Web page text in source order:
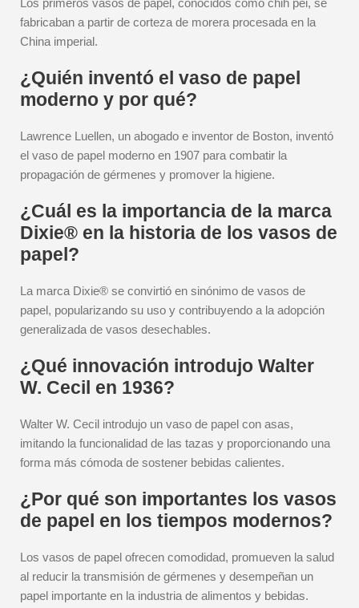
Los primeros vasos de papel, conocidos como chih pei, se
fabricaban a partir de corteza de morera procesada en la
China imperial.
¿Quién inventó el vaso de papel
moderno y por qué?
Lawrence Luellen, un abogado e inventor de Boston, inventó
el vaso de papel moderno en 1907 para combatir la
propagación de gérmenes y promover la higiene.
¿Cuál es la importancia de la marca
Dixie® en la historia de los vasos de
papel?
La marca Dixie® se convirtió en sinónimo de vasos de
papel, popularizando su uso y contribuyendo a la adopción
generalizada de vasos desechables.
¿Qué innovación introdujo Walter
W. Cecil en 1936?
Walter W. Cecil introdujo un vaso de papel con asas,
imitando la funcionalidad de las tazas y proporcionando una
forma más cómoda de sostener bebidas calientes.
¿Por qué son importantes los vasos
de papel en los tiempos modernos?
Los vasos de papel ofrecen comodidad, promueven la salud
al reducir la transmisión de gérmenes y desempeñan un
papel importante en la industria de alimentos y bebidas.